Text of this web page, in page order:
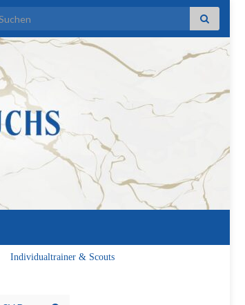
for:
Individualtrainer & Scouts